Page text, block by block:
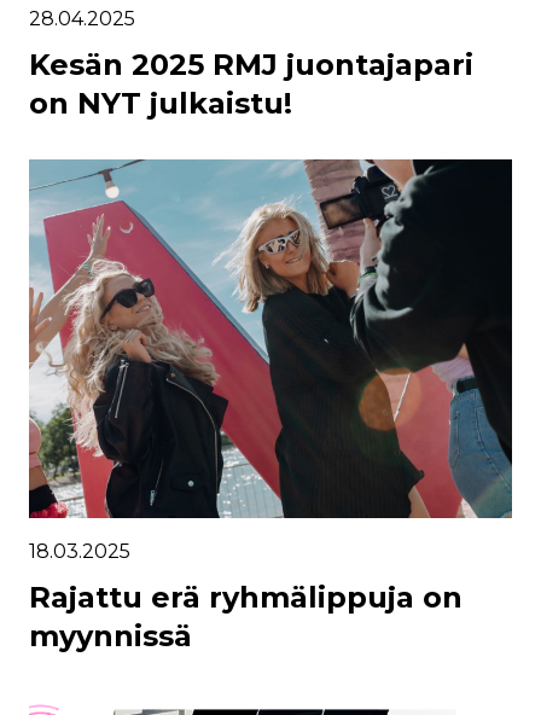
28.04.2025
Kesän 2025 RMJ juontajapari
on NYT julkaistu!
18.03.2025
Rajattu erä ryhmälippuja on
myynnissä